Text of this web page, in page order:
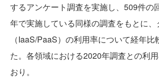
するアンケート調査を実施し、509件の
年で実施している同様の調査をもとに
（IaaS/PaaS）の利用率について経年比
た。各領域における2020年調査との利
おり。